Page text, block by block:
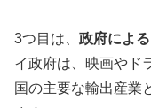
3つ目は、 政府によ
イ政府は、映画やド
国の主要な輸出産業